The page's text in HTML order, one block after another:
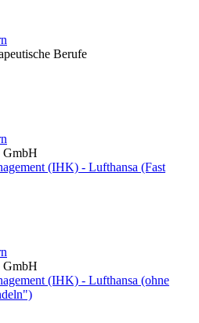
Berufe
GmbH
(IHK) - Lufthansa (Fast
GmbH
(IHK) - Lufthansa (ohne